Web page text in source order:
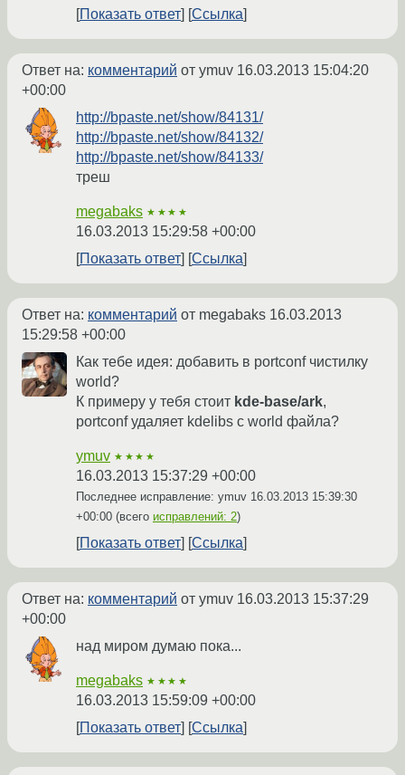
Показать ответ
Ссылка
Ответ на: комментарий от ymuv 16.03.2013 15:04:20
+00:00
http://bpaste.net/show/84131/
http://bpaste.net/show/84132/
http://bpaste.net/show/84133/
треш
megabaks ★★★★
16.03.2013 15:29:58 +00:00
Показать ответ
Ссылка
Ответ на: комментарий от megabaks 16.03.2013
15:29:58 +00:00
Как тебе идея: добавить в portconf чистилку
world?
К примеру у тебя стоит kde-base/ark,
portconf удаляет kdelibs с world файла?
ymuv ★★★★
16.03.2013 15:37:29 +00:00
Последнее исправление: ymuv 16.03.2013 15:39:30
+00:00 (всего исправлений: 2)
Показать ответ Ссылка
Ответ на: комментарий от ymuv 16.03.2013 15:37:29
+00:00
над миром думаю пока...
megabaks ★★★★
16.03.2013 15:59:09 +00:00
Показать ответ
Ссылка